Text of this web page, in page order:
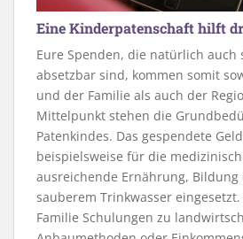
Eine Kinderpatenschaft hilft
Eure Spenden, die natürlich auch
absetzbar sind, kommen somit
und der Familie als auch der
Mittelpunkt stehen die
Patenkindes. Das gespendete
beispielsweise für die
ausreichende Ernährung, Bildung
sauberem Trinkwasser
Familie Schulungen zu